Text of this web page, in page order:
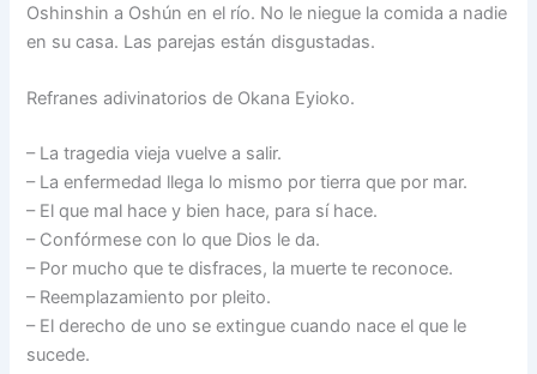
Oshinshin a Oshún en el río. No le niegue la comida a nadie
en su casa. Las parejas están disgustadas.
Refranes adivinatorios de Okana Eyioko.
– La tragedia vieja vuelve a salir.
– La enfermedad llega lo mismo por tierra que por mar.
– El que mal hace y bien hace, para sí hace.
– Confórmese con lo que Dios le da.
– Por mucho que te disfraces, la muerte te reconoce.
– Reemplazamiento por pleito.
– El derecho de uno se extingue cuando nace el que le
sucede.